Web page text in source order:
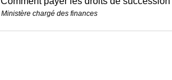
Ministère chargé des finances